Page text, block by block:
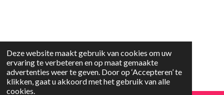
Deze website maakt gebruik van cookies om uw
ervaring te verbeteren en op maat gemaakte
advertenties weer te geven. Door op ‘Accepteren’ te
klikken, gaat u akkoord met het gebruik van alle
cookies.